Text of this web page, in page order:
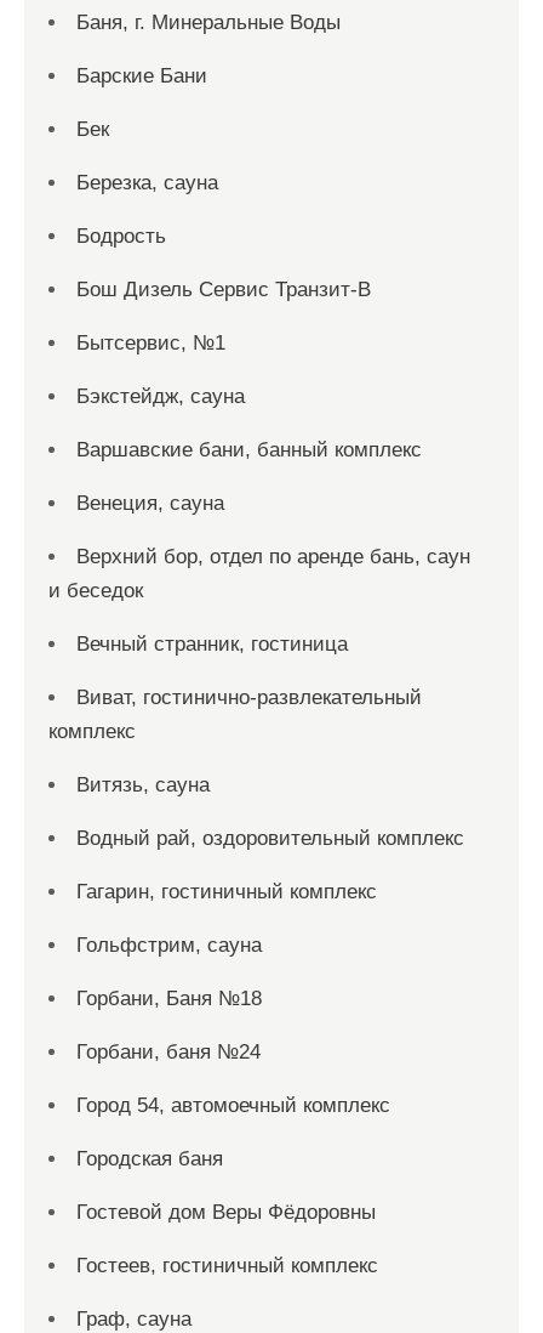
Баня, г. Минеральные Воды
Барские Бани
Бек
Березка, сауна
Бодрость
Бош Дизель Сервис Транзит-В
Бытсервис, №1
Бэкстейдж, сауна
Варшавские бани, банный комплекс
Венеция, сауна
Верхний бор, отдел по аренде бань, саун
и беседок
Вечный странник, гостиница
Виват, гостинично-развлекательный
комплекс
Витязь, сауна
Водный рай, оздоровительный комплекс
Гагарин, гостиничный комплекс
Гольфстрим, сауна
Горбани, Баня №18
Горбани, баня №24
Город 54, автомоечный комплекс
Городская баня
Гостевой дом Веры Фёдоровны
Гостеев, гостиничный комплекс
Граф, сауна